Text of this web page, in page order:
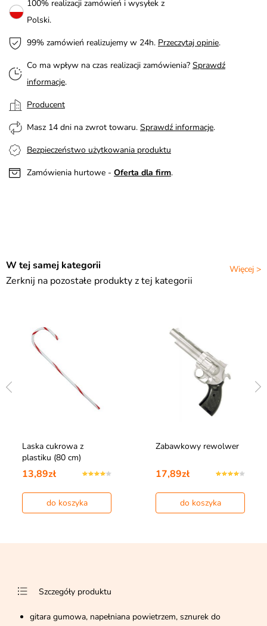
100% realizacji zamówień i wysyłek z
Polski.
99% zamówień realizujemy w 24h. Przeczytaj opinie.
Co ma wpływ na czas realizacji zamówienia? Sprawdź
informacje.
Producent
Masz 14 dni na zwrot towaru. Sprawdź informacje.
Bezpieczeństwo użytkowania produktu
Zamówienia hurtowe - Oferta dla firm.
Więcej >
W tej samej kategorii
Zerknij na pozostałe produkty z tej kategorii
Laska cukrowa z
plastiku (80 cm)
13,89zł
do koszyka
Zabawkowy rewolwer
17,89zł
do koszyka
Szczegóły produktu
gitara gumowa, napełniana powietrzem, sznurek do